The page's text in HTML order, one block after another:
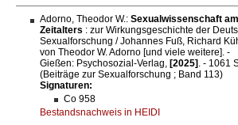
Adorno, Theodor W.: Sexualwissenschaft
Zeitalters : zur Wirkungsgeschichte der
Sexualforschung / Johannes Fuß, Richard
von Theodor W. Adorno [und viele weitere]. -
Gießen: Psychosozial-Verlag, [2025] . - 1061
(Beiträge zur Sexualforschung ; Band 113)
Signaturen:
Co 958
Bestandsnachweis in HEIDI